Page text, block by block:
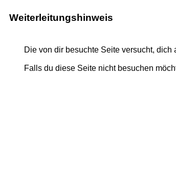
Weiterleitungshinweis
Die von dir besuchte Seite versucht, dich
Falls du diese Seite nicht besuchen